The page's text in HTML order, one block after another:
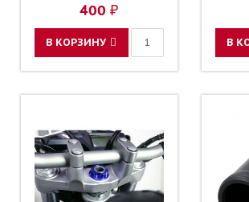
110090000601
110090000501
F45300001
400 ₽
В КОРЗИНУ В